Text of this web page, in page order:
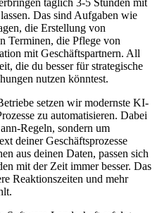
täglich 3-5 Stunden mit
Das sind Aufgaben wie
die Erstellung von
Terminen, die Pflege von
mit Geschäftspartnern. All
die du besser für strategische
nutzen könntest.
setzen wir modernste KI-
zu automatisieren. Dabei
Regeln, sondern um
deiner Geschäftsprozesse
aus deinen Daten, passen sich
mit der Zeit immer besser. Das
Reaktionszeiten und mehr